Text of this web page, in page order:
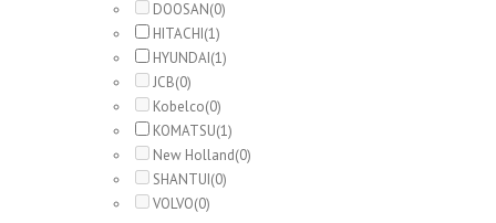
DOOSAN(0)
HITACHI(1)
HYUNDAI(1)
JCB(0)
Kobelco(0)
KOMATSU(1)
New Holland(0)
SHANTUI(0)
VOLVO(0)